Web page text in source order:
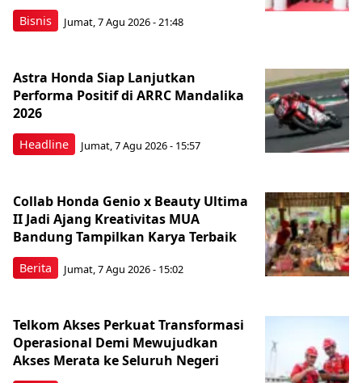
Bisnis Jumat, 7 Agu 2026 - 21:48
Headline
Astra Honda Siap Lanjutkan
Performa Positif di ARRC Mandalika
2026
Jumat, 7 Agu 2026 - 15:57
Berita
Collab Honda Genio x Beauty Ultima
II Jadi Ajang Kreativitas MUA
Bandung Tampilkan Karya Terbaik
Jumat, 7 Agu 2026 - 15:02
Telkom Akses Perkuat Transformasi
Operasional Demi Mewujudkan
Akses Merata ke Seluruh Negeri